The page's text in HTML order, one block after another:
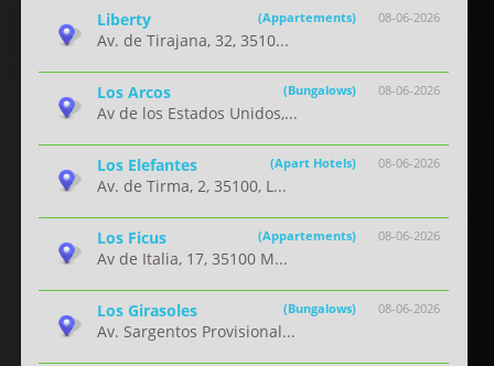
08-06-2026
Liberty (Appartements)
Av. de Tirajana, 32, 3510...
08-06-2026
Los Arcos (Bungalows)
Av de los Estados Unidos,...
08-06-2026
Los Elefantes (Apart Hotels)
Av. de Tirma, 2, 35100, L...
08-06-2026
Los Ficus (Appartements)
Av de Italia, 17, 35100 M...
08-06-2026
Los Girasoles (Bungalows)
Av. Sargentos Provisional...